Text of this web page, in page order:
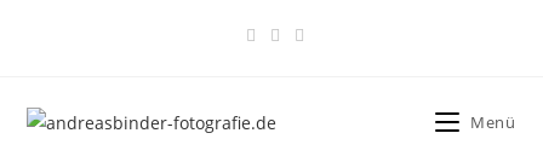
Menü